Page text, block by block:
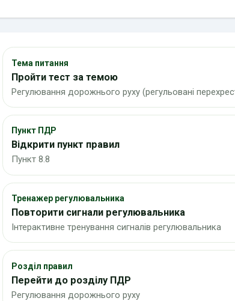
Тема питання
Пройти тест за темою
Регулювання дорожнього руху (регульовані
Пункт ПДР
Відкрити пункт правил
Пункт 8.8
Тренажер регулювальника
Повторити сигнали регулювальника
Інтерактивне тренування сигналів регулювальника
Розділ правил
Перейти до розділу ПДР
Регулювання дорожнього руху